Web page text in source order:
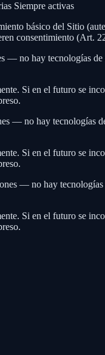
Siempre activas
básico del Sitio
consentimiento (Art.
— no hay tecnologías de
Si en el futuro se
— no hay tecnologías
Si en el futuro se
— no hay tecnologías
Si en el futuro se